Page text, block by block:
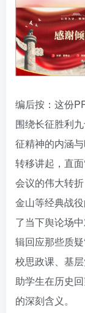
编后按：这份
围绕长征胜利
征精神的内涵
转移讲起，直
会议的伟大转
金山等经典战
了当下舆论场
辑回应那些质
校思政课、基
助学生在历史
的深刻含义。